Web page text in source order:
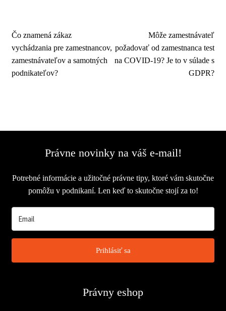
Navigácia
v
článku
Predchádzajúci
článok:
Čo znamená zákaz
vychádzania pre zamestnancov,
zamestnávateľov a samotných
podnikateľov?
Nasledujúci
článok:
Môže zamestnávateľ
požadovať od zamestnanca test
na COVID-19? Je to v súlade s
GDPR?
Právne novinky na váš e-mail!
Potrebné informácie a užitočné právne tipy, ktoré vám skutočne
pomôžu v podnikaní. Len keď to skutočne stojí za to!
Prihlásiť sa
Právny eshop